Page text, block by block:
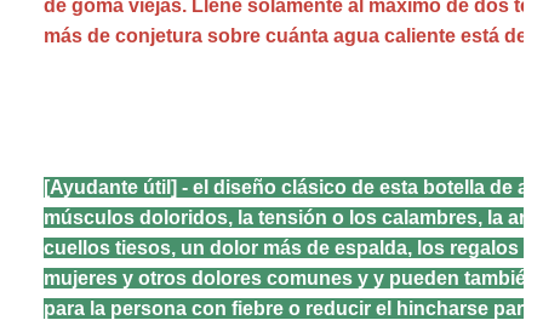
de goma viejas. Llene solamente al máximo de dos
más de conjetura sobre cuánta agua caliente está
[Ayudante útil] - el diseño clásico de esta botella de
músculos doloridos, la tensión o los calambres, la
cuellos tiesos, un dolor más de espalda, los regalos
mujeres y otros dolores comunes y y pueden
para la persona con fiebre o reducir el hincharse